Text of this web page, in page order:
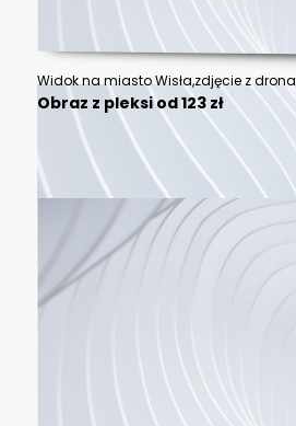
Widok na miasto Wisła,zdjęcie z drona
Obraz z pleksi od 123 zł